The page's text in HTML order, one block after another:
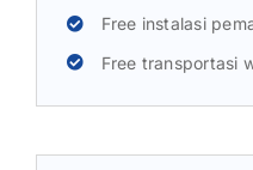
Free instalasi
Free transportasi